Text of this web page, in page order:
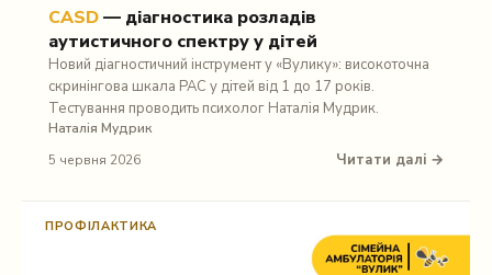
CASD— діагностика розладів
аутистичного спектру у дітей
Новий діагностичний інструмент у «Вулику»: високоточна
скринінгова шкала РАС у дітей від 1 до 17 років.
Тестування проводить психолог Наталія Мудрик.
Наталія Мудрик
5 червня 2026
Читати далі →
ПРОФІЛАКТИКА